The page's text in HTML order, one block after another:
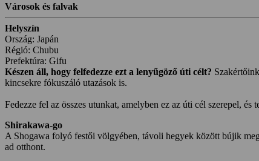
Városok és falvak
Helyszín
Ország: Japán
Régió: Chubu
Prefektúra: Gifu
Készen áll, hogy felfedezze ezt a lenyűgöző úti célt?
kincsekre fókuszáló utazások is.
Fedezze fel az összes utunkat, amelyben ez az úti cél szerepel, és
Shirakawa-go
A Shogawa folyó festői völgyében, távoli hegyek között bújik
ad otthont.